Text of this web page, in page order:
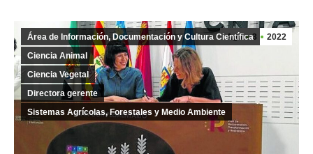
Ago 3 2022
Área de Información, Documentación y Cultura Científica
Ciencia Animal
Ciencia Vegetal
Directora gerente
Sistemas Agrícolas, Forestales y Medio Ambiente